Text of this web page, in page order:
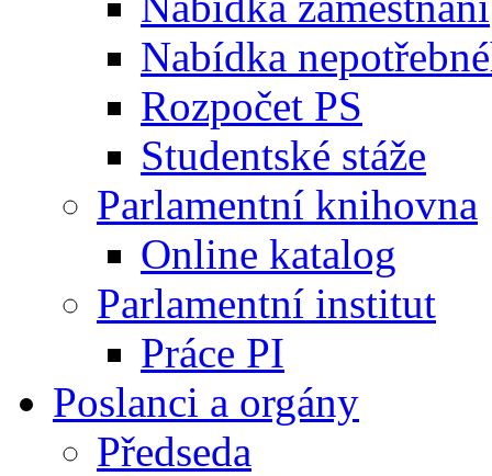
Nabídka
Rozpočet PS
Studentské stáže
Parlamentní knihovna
Online katalog
Parlamentní institut
Práce PI
Poslanci a orgány
Předseda